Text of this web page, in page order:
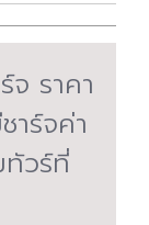
จ ราคา
าร์จค่า
ทัวร์ที่